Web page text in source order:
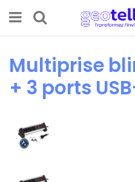
Multiprise
+ 3 ports